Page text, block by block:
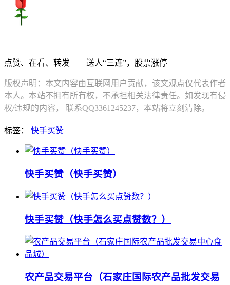
——
点赞、在看、转发——送人“三连”，股票涨停
版权声明：本文内容由互联网用户贡献，该文观点仅代表作者
本人。本站不拥有所有权，不承担相关法律责任。如发现有侵
权/违规的内容， 联系QQ3361245237，本站将立刻清除。
标签： 快手买赞
快手买赞（快手买赞）
快手买赞（快手怎么买点赞数？）
农产品交易平台（石家庄国际农产品批发交易